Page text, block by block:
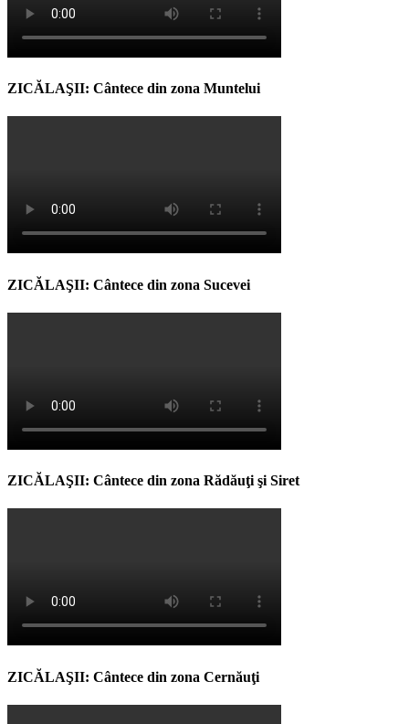
ZICĂLAŞII: Cântece din zona Muntelui
ZICĂLAŞII: Cântece din zona Sucevei
ZICĂLAŞII: Cântece din zona Rădăuţi şi Siret
ZICĂLAŞII: Cântece din zona Cernăuţi